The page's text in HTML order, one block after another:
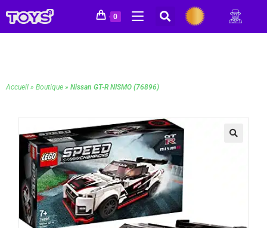
0
Accueil » Boutique » Nissan GT-R NISMO (76896)